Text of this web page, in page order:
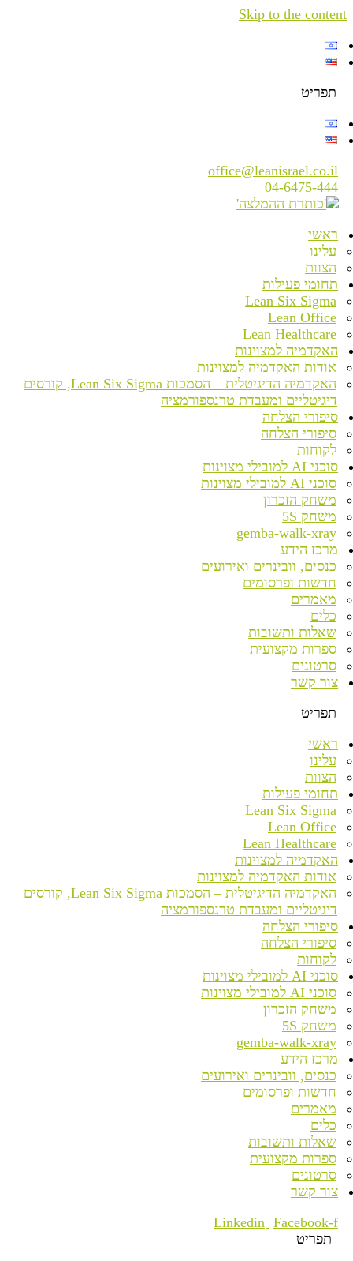
Skip to the content
תפריט
office@leanisrael.co.il
04-6475-444
ראשי
עלינו
הצוות
תחומי פעילות
Lean Six Sigma
Lean Office
Lean Healthcare
האקדמיה למצוינות
אודות האקדמיה למצוינות
האקדמיה הדיגיטלית – הסמכות Lean Six Sigma, קורסים
דיגיטליים ומעבדת טרנספורמציה
סיפורי הצלחה
סיפורי הצלחה
לקוחות
סוכני AI למובילי מצוינות
סוכני AI למובילי מצוינות
משחק הזכרון
משחק 5S
gemba-walk-xray
מרכז הידע
כנסים, וובינרים ואירועים
חדשות ופרסומים
מאמרים
כלים
שאלות ותשובות
ספרות מקצועית
סרטונים
צור קשר
תפריט
ראשי
עלינו
הצוות
תחומי פעילות
Lean Six Sigma
Lean Office
Lean Healthcare
האקדמיה למצוינות
אודות האקדמיה למצוינות
האקדמיה הדיגיטלית – הסמכות Lean Six Sigma, קורסים
דיגיטליים ומעבדת טרנספורמציה
סיפורי הצלחה
סיפורי הצלחה
לקוחות
סוכני AI למובילי מצוינות
סוכני AI למובילי מצוינות
משחק הזכרון
משחק 5S
gemba-walk-xray
מרכז הידע
כנסים, וובינרים ואירועים
חדשות ופרסומים
מאמרים
כלים
שאלות ותשובות
ספרות מקצועית
סרטונים
צור קשר
Linkedin Facebook-f
תפריט